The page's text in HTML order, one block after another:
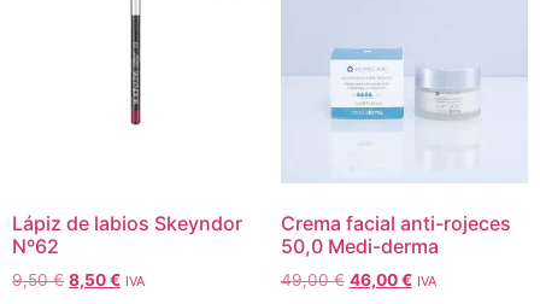
Lápiz de labios Skeyndor
Nº62
9,50€ 8,50€ IVA
Crema facial anti-rojeces
50,0 Medi-derma
49,00€ 46,00€ IVA